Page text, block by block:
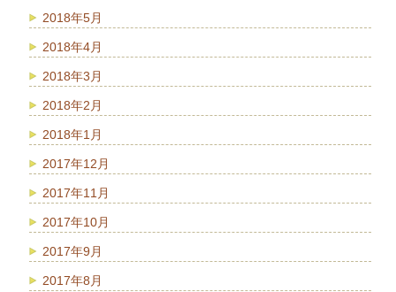
2018年5月
2018年4月
2018年3月
2018年2月
2018年1月
2017年12月
2017年11月
2017年10月
2017年9月
2017年8月